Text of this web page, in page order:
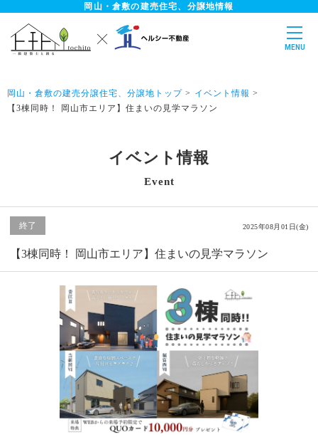
岡山・倉敷の建売住宅、分譲地情報
MENU
無料 見学予約はこちらから
ホーム
販売開始前・販売予定前物件
ギャラリー・施工実例
会社概要・アフター等
岡山・倉敷の建売分譲住宅、分譲地トップ
イベント情報
【3棟同時！ 岡山市エリア】住まいの見学マラソン
イベント情報
Event
終了
【3棟同時！ 岡山市エリア】住まいの見学マラソン
2025年08月01日(金)